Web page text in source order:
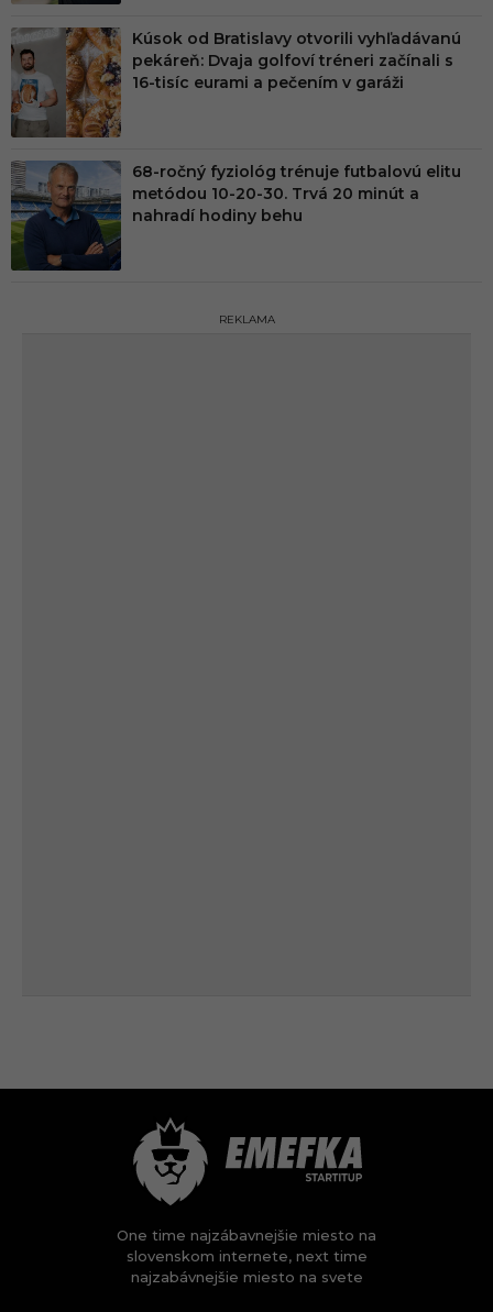
Kúsok od Bratislavy otvorili vyhľadávanú
pekáreň: Dvaja golfoví tréneri začínali s
16-tisíc eurami a pečením v garáži
68-ročný fyziológ trénuje futbalovú elitu
metódou 10-20-30. Trvá 20 minút a
nahradí hodiny behu
REKLAMA
One time najzábavnejšie miesto na
slovenskom internete, next time
najzabávnejšie miesto na svete